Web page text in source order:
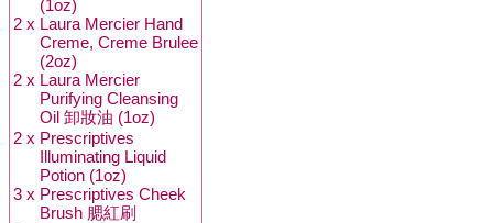
(1oz)
2 x Laura Mercier Hand
Creme, Creme Brulee
(2oz)
2 x Laura Mercier
Purifying Cleansing
Oil 卸妝油 (1oz)
2 x Prescriptives
Illuminating Liquid
Potion (1oz)
3 x Prescriptives Cheek
Brush 腮紅刷